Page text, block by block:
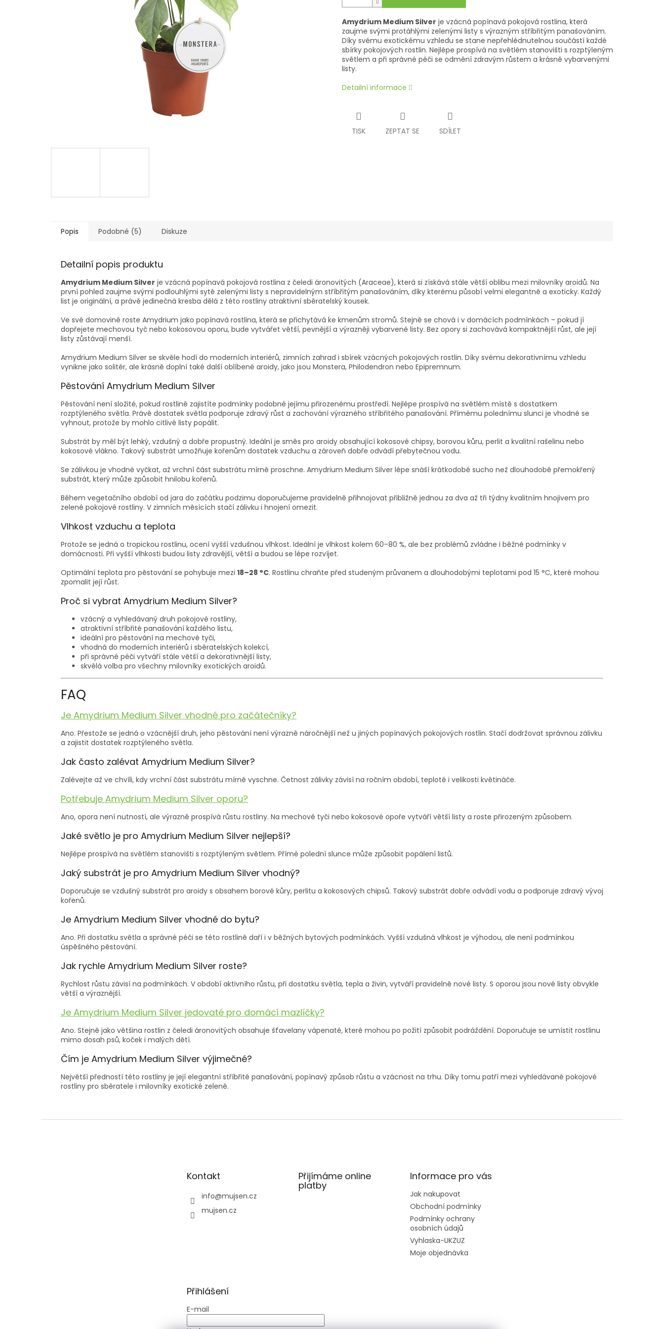
Amydrium Medium Silver je vzácná popínavá pokojová rostlina, která
zaujme svými protáhlými zelenými listy s výrazným stříbřitým panašováním.
Díky svému exotickému vzhledu se stane nepřehlédnutelnou součástí každé
sbírky pokojových rostlin. Nejlépe prospívá na světlém stanovišti s rozptýleným
světlem a při správné péči se odmění zdravým růstem a krásně vybarvenými
listy.
Detailní informace
TISK ZEPTAT SE SDÍLET
Popis Podobné (5) Diskuze
Detailní popis produktu
Amydrium Medium Silver je vzácná popínavá pokojová rostlina z čeledi áronovitých (Araceae), která si získává stále větší oblibu mezi milovníky aroidů. Na
první pohled zaujme svými podlouhlými sytě zelenými listy s nepravidelným stříbřitým panašováním, díky kterému působí velmi elegantně a exoticky. Každý
list je originální, a právě jedinečná kresba dělá z této rostliny atraktivní sběratelský kousek.
Ve své domovině roste Amydrium jako popínavá rostlina, která se přichytává ke kmenům stromů. Stejně se chová i v domácích podmínkách – pokud jí
dopřejete mechovou tyč nebo kokosovou oporu, bude vytvářet větší, pevnější a výrazněji vybarvené listy. Bez opory si zachovává kompaktnější růst, ale její
listy zůstávají menší.
Amydrium Medium Silver se skvěle hodí do moderních interiérů, zimních zahrad i sbírek vzácných pokojových rostlin. Díky svému dekorativnímu vzhledu
vynikne jako solitér, ale krásně doplní také další oblíbené aroidy, jako jsou Monstera, Philodendron nebo Epipremnum.
Pěstování Amydrium Medium Silver
Pěstování není složité, pokud rostlině zajistíte podmínky podobné jejímu přirozenému prostředí. Nejlépe prospívá na světlém místě s dostatkem
rozptýleného světla. Právě dostatek světla podporuje zdravý růst a zachování výrazného stříbřitého panašování. Přímému polednímu slunci je vhodné se
vyhnout, protože by mohlo citlivé listy popálit.
Substrát by měl být lehký, vzdušný a dobře propustný. Ideální je směs pro aroidy obsahující kokosové chipsy, borovou kůru, perlit a kvalitní rašelinu nebo
kokosové vlákno. Takový substrát umožňuje kořenům dostatek vzduchu a zároveň dobře odvádí přebytečnou vodu.
Se zálivkou je vhodné vyčkat, až vrchní část substrátu mírně proschne. Amydrium Medium Silver lépe snáší krátkodobé sucho než dlouhodobě přemokřený
substrát, který může způsobit hnilobu kořenů.
Během vegetačního období od jara do začátku podzimu doporučujeme pravidelně přihnojovat přibližně jednou za dva až tři týdny kvalitním hnojivem pro
zelené pokojové rostliny. V zimních měsících stačí zálivku i hnojení omezit.
Vlhkost vzduchu a teplota
Protože se jedná o tropickou rostlinu, ocení vyšší vzdušnou vlhkost. Ideální je vlhkost kolem 60–80 %, ale bez problémů zvládne i běžné podmínky v
domácnosti. Při vyšší vlhkosti budou listy zdravější, větší a budou se lépe rozvíjet.
Optimální teplota pro pěstování se pohybuje mezi 18–28 °C. Rostlinu chraňte před studeným průvanem a dlouhodobými teplotami pod 15 °C, které mohou
zpomalit její růst.
Proč si vybrat Amydrium Medium Silver?
vzácný a vyhledávaný druh pokojové rostliny,
atraktivní stříbřité panašování každého listu,
ideální pro pěstování na mechové tyči,
vhodná do moderních interiérů i sběratelských kolekcí,
při správné péči vytváří stále větší a dekorativnější listy,
skvělá volba pro všechny milovníky exotických aroidů.
FAQ
Je Amydrium Medium Silver vhodné pro začátečníky?
Ano. Přestože se jedná o vzácnější druh, jeho pěstování není výrazně náročnější než u jiných popínavých pokojových rostlin. Stačí dodržovat správnou zálivku
a zajistit dostatek rozptýleného světla.
Jak často zalévat Amydrium Medium Silver?
Zalévejte až ve chvíli, kdy vrchní část substrátu mírně vyschne. Četnost zálivky závisí na ročním období, teplotě i velikosti květináče.
Potřebuje Amydrium Medium Silver oporu?
Ano, opora není nutností, ale výrazně prospívá růstu rostliny. Na mechové tyči nebo kokosové opoře vytváří větší listy a roste přirozeným způsobem.
Jaké světlo je pro Amydrium Medium Silver nejlepší?
Nejlépe prospívá na světlém stanovišti s rozptýleným světlem. Přímé polední slunce může způsobit popálení listů.
Jaký substrát je pro Amydrium Medium Silver vhodný?
Doporučuje se vzdušný substrát pro aroidy s obsahem borové kůry, perlitu a kokosových chipsů. Takový substrát dobře odvádí vodu a podporuje zdravý vývoj
kořenů.
Je Amydrium Medium Silver vhodné do bytu?
Ano. Při dostatku světla a správné péči se této rostlině daří i v běžných bytových podmínkách. Vyšší vzdušná vlhkost je výhodou, ale není podmínkou
úspěšného pěstování.
Jak rychle Amydrium Medium Silver roste?
Rychlost růstu závisí na podmínkách. V období aktivního růstu, při dostatku světla, tepla a živin, vytváří pravidelně nové listy. S oporou jsou nové listy obvykle
větší a výraznější.
Je Amydrium Medium Silver jedovaté pro domácí mazlíčky?
Ano. Stejně jako většina rostlin z čeledi áronovitých obsahuje šťavelany vápenaté, které mohou po požití způsobit podráždění. Doporučuje se umístit rostlinu
mimo dosah psů, koček i malých dětí.
Čím je Amydrium Medium Silver výjimečné?
Největší předností této rostliny je její elegantní stříbřité panašování, popínavý způsob růstu a vzácnost na trhu. Díky tomu patří mezi vyhledávané pokojové
rostliny pro sběratele i milovníky exotické zeleně.
Kontakt
info@mujsen.cz
mujsen.cz
Přijímáme online
platby
Informace pro vás
Jak nakupovat
Obchodní podmínky
Podmínky ochrany
osobních údajů
Vyhlaska-UKZUZ
Moje objednávka
Přihlášení
E-mail